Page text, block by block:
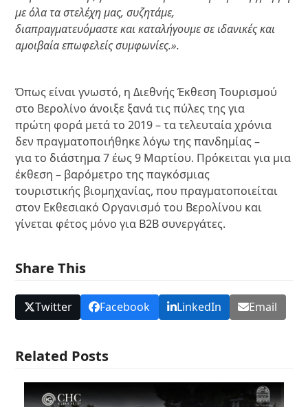
με όλα τα στελέχη μας, συζητάμε,
διαπραγματευόμαστε και καταλήγουμε σε ιδανικές και
αμοιβαία επωφελείς συμφωνίες.».
Όπως είναι γνωστό, η Διεθνής Έκθεση Τουρισμού
στο Βερολίνο άνοιξε ξανά τις πύλες της για
πρώτη φορά μετά το 2019 – τα τελευταία χρόνια
δεν πραγματοποιήθηκε λόγω της πανδημίας –
για το διάστημα 7 έως 9 Μαρτίου. Πρόκειται για μια
έκθεση – βαρόμετρο της παγκόσμιας
τουριστικής βιομηχανίας, που πραγματοποιείται
στον Εκθεσιακό Οργανισμό του Βερολίνου και
γίνεται φέτος μόνο για B2B συνεργάτες.
Share This
Twitter Facebook LinkedIn Email
Related Posts